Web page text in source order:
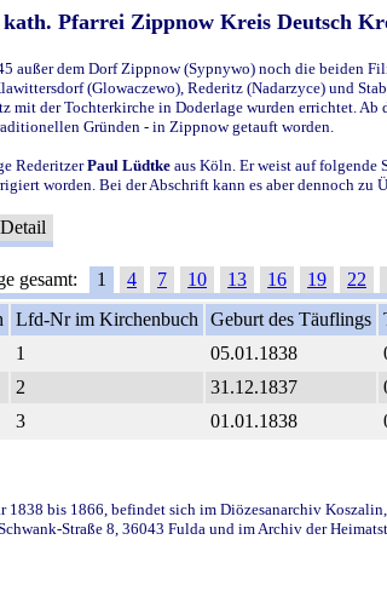
kath. Pfarrei Zippnow Kreis Deutsch
außer dem Dorf Zippnow (Sypnywo) noch die beiden
(Glowaczewo), Rederitz (Nadarzyce) und
der Tochterkirche in Doderlage wurden errichtet. Ab
Gründen - in Zippnow getauft worden.
RederitzerPaul Lüdtke aus Köln. Er weist auf folgende
worden. Bei der Abschrift kann es aber dennoch zu
Detail
gesamt: 1 4 7 10 13 16 19 22
Lfd-Nr im Kirchenbuch Geburt des Täuflings
1 05.01.1838
2 31.12.1837
3 01.01.1838
1838 bis 1866, befindet sich im Diözesanarchiv
Straße 8, 36043 Fulda und im Archiv der